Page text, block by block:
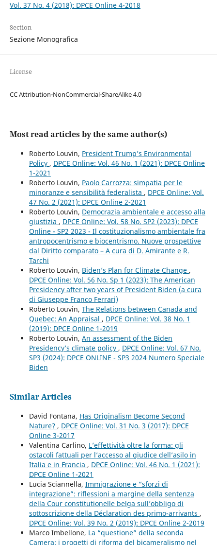
Vol. 37 No. 4 (2018): DPCE Online 4-2018
Section
Sezione Monografica
License
CC Attribution-NonCommercial-ShareAlike 4.0
Most read articles by the same author(s)
Roberto Louvin, President Trump’s Environmental
Policy , DPCE Online: Vol. 46 No. 1 (2021): DPCE Online
1-2021
Roberto Louvin, Paolo Carrozza: simpatia per le
minoranze e sensibilità federalista , DPCE Online: Vol.
47 No. 2 (2021): DPCE Online 2-2021
Roberto Louvin, Democrazia ambientale e accesso alla
giustizia , DPCE Online: Vol. 58 No. SP2 (2023): DPCE
Online - SP2 2023 - Il costituzionalismo ambientale fra
antropocentrismo e biocentrismo. Nuove prospettive
dal Diritto comparato – A cura di D. Amirante e R.
Tarchi
Roberto Louvin, Biden’s Plan for Climate Change ,
DPCE Online: Vol. 56 No. Sp 1 (2023): The American
Presidency after two years of President Biden (a cura
di Giuseppe Franco Ferrari)
Roberto Louvin, The Relations between Canada and
Quebec: An Appraisal , DPCE Online: Vol. 38 No. 1
(2019): DPCE Online 1-2019
Roberto Louvin, An assessment of the Biden
Presidency’s climate policy , DPCE Online: Vol. 67 No.
SP3 (2024): DPCE ONLINE - SP3 2024 Numero Speciale
Biden
Similar Articles
David Fontana, Has Originalism Become Second
Nature? , DPCE Online: Vol. 31 No. 3 (2017): DPCE
Online 3-2017
Valentina Carlino, L’effettività oltre la forma: gli
ostacoli fattuali per l’accesso al giudice dell’asilo in
Italia e in Francia , DPCE Online: Vol. 46 No. 1 (2021):
DPCE Online 1-2021
Lucia Sciannella, Immigrazione e “sforzi di
integrazione”: riflessioni a margine della sentenza
della Cour constitutionelle belga sull’obbligo di
sottoscrizione della Déclaration des primo-arrivants ,
DPCE Online: Vol. 39 No. 2 (2019): DPCE Online 2-2019
Marco Imbellone, La “questione” della seconda
Camera: i progetti di riforma del bicameralismo nel